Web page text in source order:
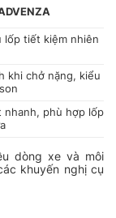
lốp tiết kiệm nhiên
khi chở nặng, kiểu
nhanh, phù hợp lốp
dòng xe và môi
khuyến nghị cụ